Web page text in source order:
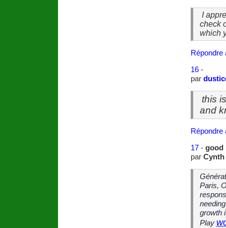
I
check
which
Répondre
16-
par
this
and
Répondre
17- good
par Cynth
Paris,
growth
Play